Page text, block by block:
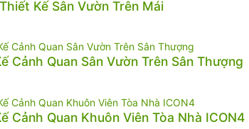
Kế Sân Vườn Trên Mái
Cảnh Quan Sân Vườn Trên Sân Thượng
Cảnh Quan Khuôn Viên Tòa Nhà ICON4